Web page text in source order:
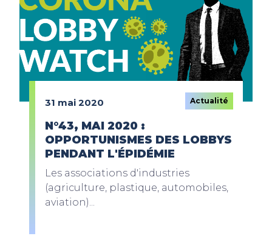
31 mai 2020 Actualité
N°43, MAI 2020 :
OPPORTUNISMES DES LOBBYS
PENDANT L'ÉPIDÉMIE
Les associations d'industries
(agriculture, plastique, automobiles,
aviation)...